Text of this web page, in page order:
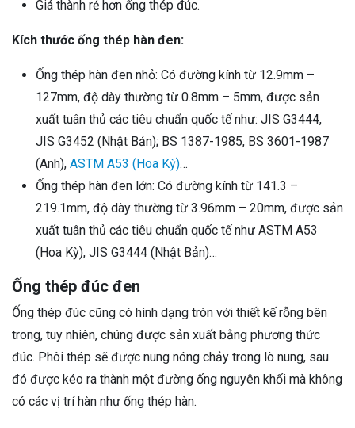
Giá thành rẻ hơn ống thép đúc.
Kích thước ống thép hàn đen:
Ống thép hàn đen nhỏ: Có đường kính từ 12.9mm –
127mm, độ dày thường từ 0.8mm – 5mm, được sản
xuất tuân thủ các tiêu chuẩn quốc tế như: JIS G3444,
JIS G3452 (Nhật Bản); BS 1387-1985, BS 3601-1987
(Anh), ASTM A53 (Hoa Kỳ)…
Ống thép hàn đen lớn: Có đường kính từ 141.3 –
219.1mm, độ dày thường từ 3.96mm – 20mm, được sản
xuất tuân thủ các tiêu chuẩn quốc tế như ASTM A53
(Hoa Kỳ), JIS G3444 (Nhật Bản)…
Ống thép đúc đen
Ống thép đúc cũng có hình dạng tròn với thiết kế rỗng bên
trong, tuy nhiên, chúng được sản xuất bằng phương thức
đúc. Phôi thép sẽ được nung nóng chảy trong lò nung, sau
đó được kéo ra thành một đường ống nguyên khối mà không
có các vị trí hàn như ống thép hàn.